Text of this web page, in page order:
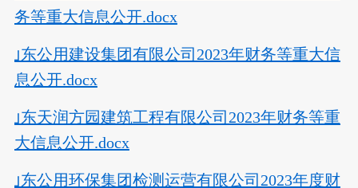
务等重大信息公开.docx
山东公用建设集团有限公司2023年财务等重大信
息公开.docx
山东天润方园建筑工程有限公司2023年财务等重
大信息公开.docx
山东公用环保集团检测运营有限公司2023年度财